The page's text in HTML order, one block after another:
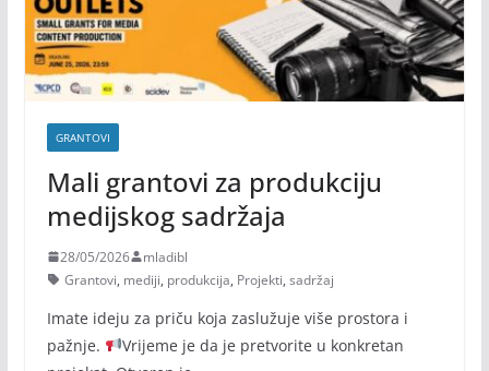
GRANTOVI
Mali grantovi za produkciju
medijskog sadržaja
28/05/2026
mladibl
Grantovi, mediji, produkcija, Projekti, sadržaj
Imate ideju za priču koja zaslužuje više prostora i
pažnje.
Vrijeme je da je pretvorite u konkretan